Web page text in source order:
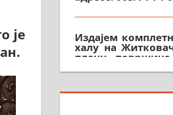
је
халу на
плацу
064/321-80-51;
незавршена кућа